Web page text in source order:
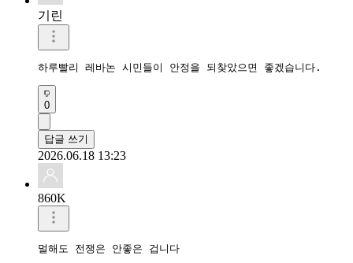
기린
하루빨리 레바논 시민들이 안정을 되찾았으면 좋겠습니다.
0
답글 쓰기
2026.06.18 13:23
860K
멀해도 전쟁은 안좋은 겁니다